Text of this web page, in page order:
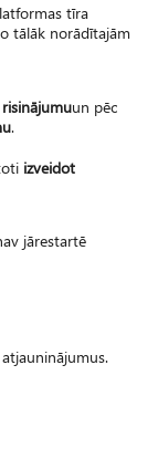
tīra
tālāk norādītajām
un pēc
.
izveidot
jārestartē